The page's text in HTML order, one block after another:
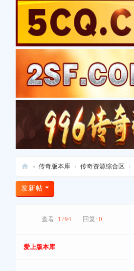
爱
上
» 传奇版本库 › 传奇资源综合区 ›
发新帖
查看: 1794 回复: 0
爱上版本库